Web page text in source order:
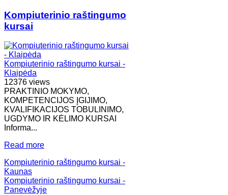
Kompiuterinio raštingumo
kursai
Kompiuterinio raštingumo kursai -
Klaipėda
12376 views
PRAKTINIO MOKYMO,
KOMPETENCIJOS ĮGIJIMO,
KVALIFIKACIJOS TOBULINIMO,
UGDYMO IR KĖLIMO KURSAI
Informa...
Read more
Kompiuterinio raštingumo kursai -
Kaunas
Kompiuterinio raštingumo kursai -
Panevėžyje